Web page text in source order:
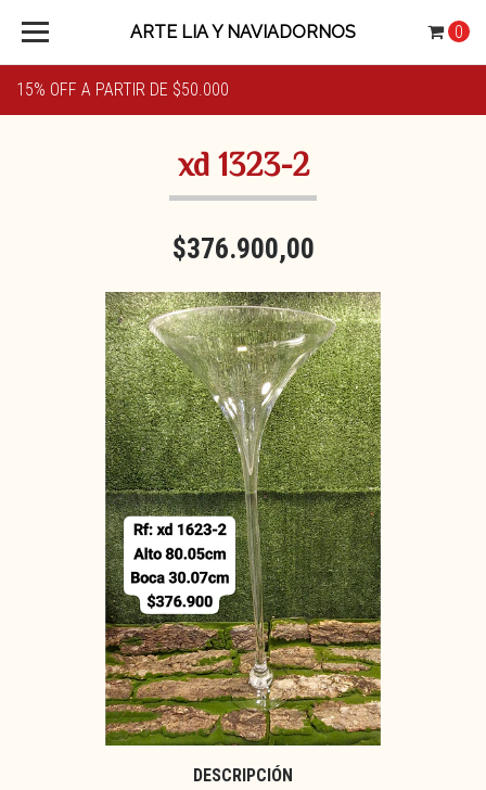
15% OFF A PARTIR DE $50.000
ARTE LIA Y NAVIADORNOS 0
xd 1323-2
$376.900,00
DESCRIPCIÓN